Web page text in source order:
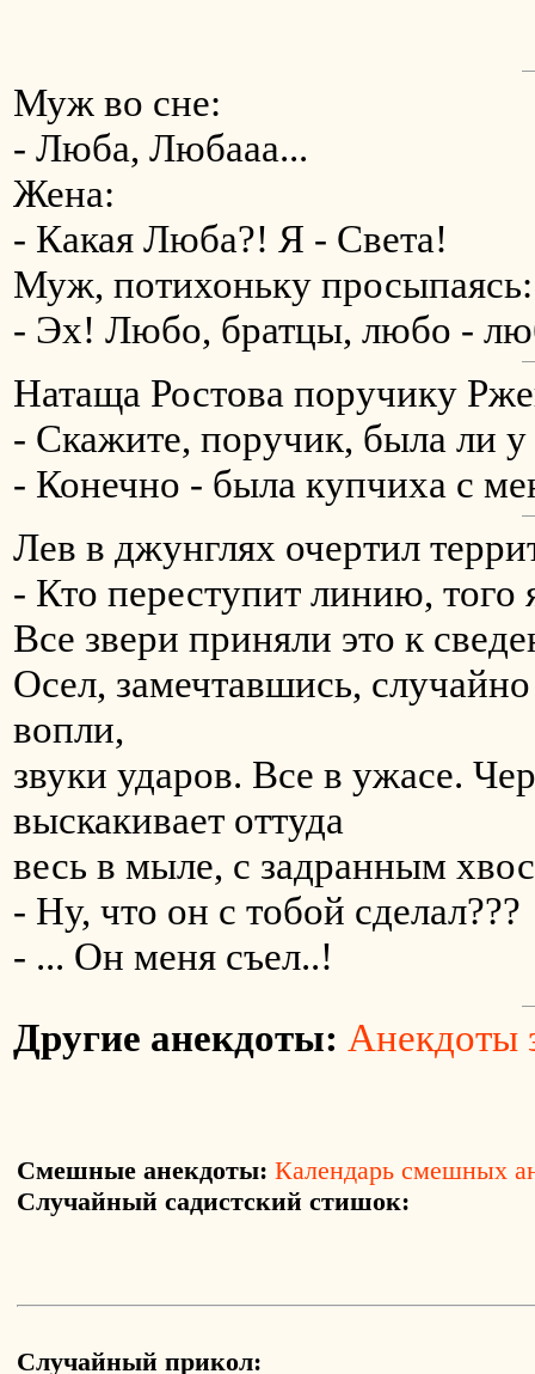
Муж во сне:
- Люба, Любааа...
Жена:
- Какая Люба?! Я - Света!
Муж, потихоньку пpосыпаясь:
- Эх! Любо, бpатцы, любо -
Натаща Ростова поручику
- Скажите, поручик, была ли
- Конечно - была купчиха с
Лев в джунглях очертил
- Кто переступит линию, того
Все звери приняли это к
Осел, замечтавшись,
вопли,
звуки ударов. Все в ужасе.
выскакивает оттуда
весь в мыле, с задранным
- Ну, что он с тобой сделал???
- ... Он меня съел..!
Другие анекдоты: Анекдоты
Смешные анекдоты: Календарь смешных
Случайный садистский стишок:
Случайный прикол: